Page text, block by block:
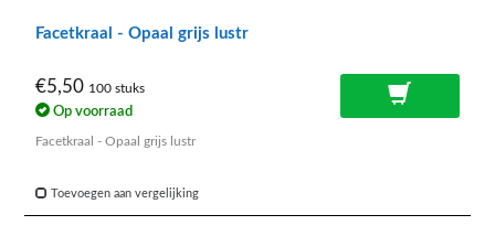
Facetkraal - Opaal grijs lustr
€5,50 100 stuks
Op voorraad
Facetkraal - Opaal grijs lustr
Toevoegen aan vergelijking